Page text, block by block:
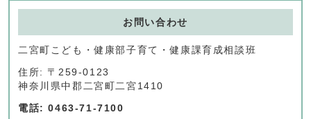
お問い合わせ
二宮町こども・健康部子育て・健康課育成相談班
住所: 〒259-0123
神奈川県中郡二宮町二宮1410
電話: 0463-71-7100